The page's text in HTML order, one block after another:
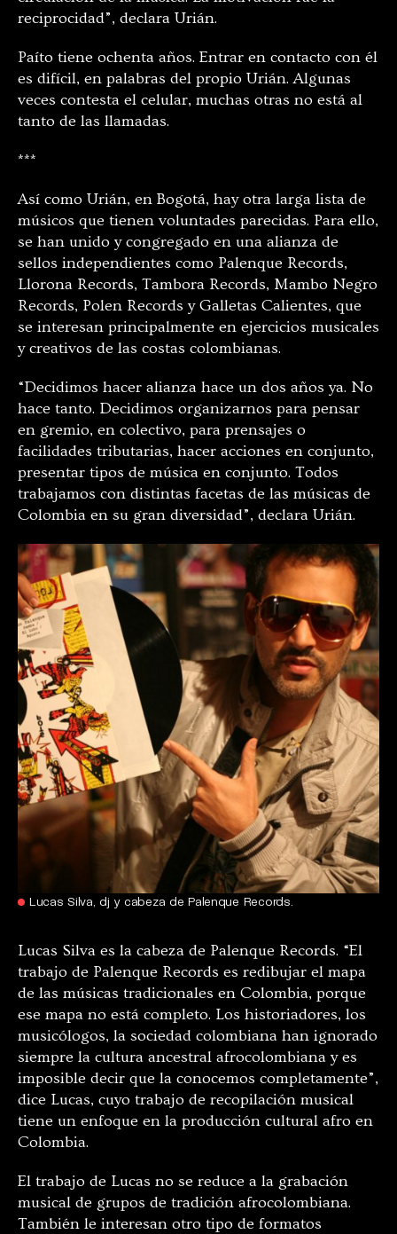
reciprocidad”, declara Urián.
Paíto tiene ochenta años. Entrar en contacto con él
es difícil, en palabras del propio Urián. Algunas
veces contesta el celular, muchas otras no está al
tanto de las llamadas.
***
Así como Urián, en Bogotá, hay otra larga lista de
músicos que tienen voluntades parecidas. Para ello,
se han unido y congregado en una alianza de
sellos independientes como Palenque Records,
Llorona Records, Tambora Records, Mambo Negro
Records, Polen Records y Galletas Calientes, que
se interesan principalmente en ejercicios musicales
y creativos de las costas colombianas.
“Decidimos hacer alianza hace un dos años ya. No
hace tanto. Decidimos organizarnos para pensar
en gremio, en colectivo, para prensajes o
facilidades tributarias, hacer acciones en conjunto,
presentar tipos de música en conjunto. Todos
trabajamos con distintas facetas de las músicas de
Colombia en su gran diversidad”, declara Urián.
Lucas Silva, dj y cabeza de Palenque Records.
Lucas Silva es la cabeza de Palenque Records. “El
trabajo de Palenque Records es redibujar el mapa
de las músicas tradicionales en Colombia, porque
ese mapa no está completo. Los historiadores, los
musicólogos, la sociedad colombiana han ignorado
siempre la cultura ancestral afrocolombiana y es
imposible decir que la conocemos completamente”,
dice Lucas, cuyo trabajo de recopilación musical
tiene un enfoque en la producción cultural afro en
Colombia.
El trabajo de Lucas no se reduce a la grabación
musical de grupos de tradición afrocolombiana.
También le interesan otro tipo de formatos